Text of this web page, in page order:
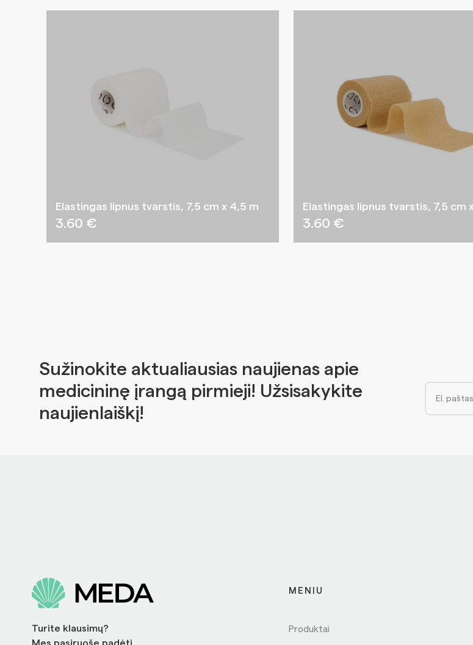
Elastingas lipnus tvarstis, 7,5 cm x 4,5 m
3.60 €
Elastingas lipnus tvarstis, 7,5 cm
3.60 €
Sužinokite aktualiausias naujienas apie
medicininę įrangą pirmieji! Užsisakykite
naujienlaiškį!
Turite klausimų?
Mes pasiruošę padėti.
MENIU
Produktai